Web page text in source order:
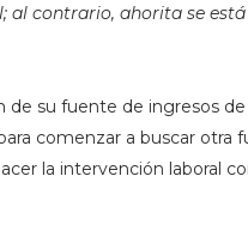
contrario, ahorita se
de su fuente de ingresos
comenzar a buscar
la intervención laboral